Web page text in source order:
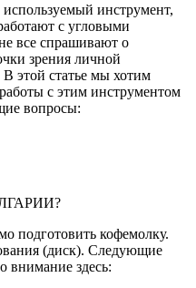
инструмент,
с угловыми
все спрашивают о
зрения личной
В этой статье мы хотим
с этим инструментом
вопросы:
подготовить кофемолку.
(диск). Следующие
здесь: